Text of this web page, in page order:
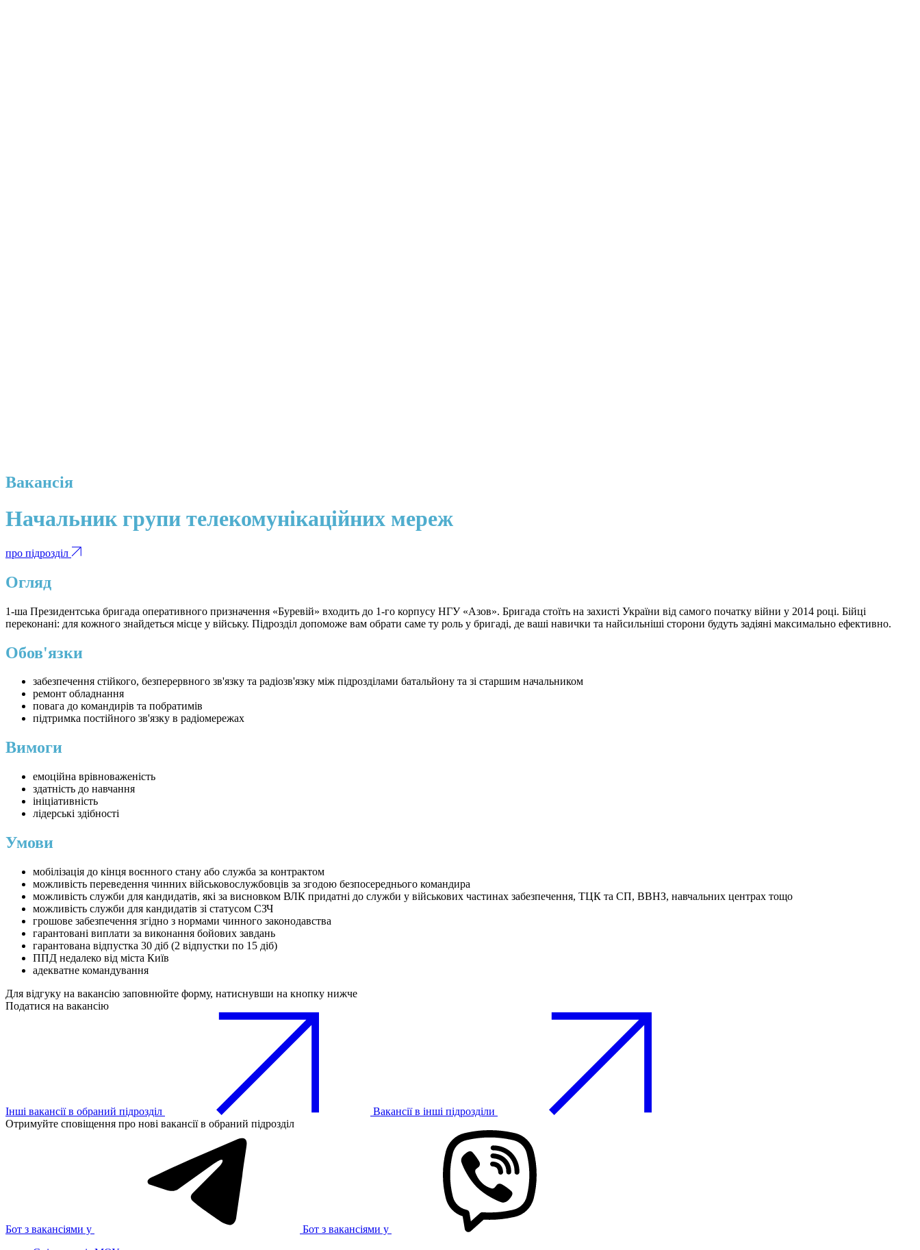
Вакансія
Начальник групи телекомунікаційних мереж
про підрозділ
Огляд
1-ша Президентська бригада оперативного призначення «Буревій» входить до 1-го корпусу НГУ «Азов». Бригада стоїть на захисті України від самого початку війни у 2014 році. Бійці
переконані: для кожного знайдеться місце у війську. Підрозділ допоможе вам обрати саме ту роль у бригаді, де ваші навички та найсильніші сторони будуть задіяні максимально ефективно.
Обов'язки
забезпечення стійкого, безперервного зв'язку та радіозв'язку між підрозділами батальйону та зі старшим начальником
ремонт обладнання
повага до командирів та побратимів
підтримка постійного зв'язку в радіомережах
Вимоги
емоційна врівноваженість
здатність до навчання
ініціативність
лідерські здібності
Умови
мобілізація до кінця воєнного стану або служба за контрактом
можливість переведення чинних військовослужбовців за згодою безпосереднього командира
можливість служби для кандидатів, які за висновком ВЛК придатні до служби у військових частинах забезпечення, ТЦК та СП, ВВНЗ, навчальних центрах тощо
можливість служби для кандидатів зі статусом СЗЧ
грошове забезпечення згідно з нормами чинного законодавства
гарантовані виплати за виконання бойових завдань
гарантована відпустка 30 діб (2 відпустки по 15 діб)
ППД недалеко від міста Київ
адекватне командування
Для відгуку на вакансію заповнюйте форму, натиснувши на кнопку нижче
Податися на вакансію
Інші вакансії в обраний підрозділ
Вакансії в інші підрозділи
Отримуйте сповіщення про нові вакансії в обраний підрозділ
Бот з вакансіями у
Бот з вакансіями у